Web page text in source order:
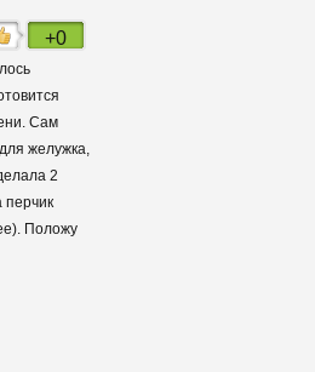
+0
Сам
желужка,
2
перчик
Положу